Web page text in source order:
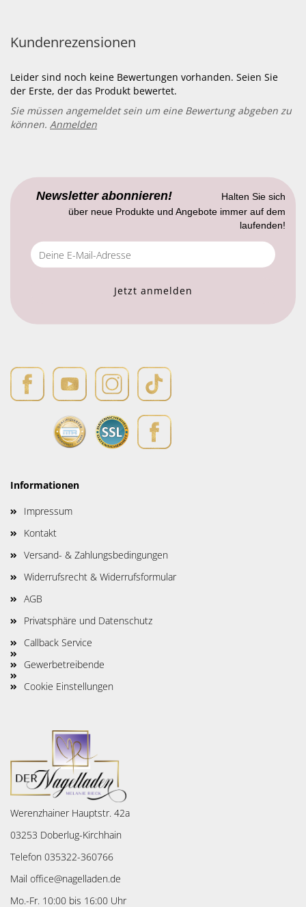
Kundenrezensionen
Leider sind noch keine Bewertungen vorhanden. Seien Sie
der Erste, der das Produkt bewertet.
Sie müssen angemeldet sein um eine Bewertung abgeben zu
können. Anmelden
Newsletter abonnieren!
Halten Sie sich
über neue Produkte und Angebote immer auf dem
laufenden!
Informationen
Impressum
Kontakt
Versand- & Zahlungsbedingungen
Widerrufsrecht & Widerrufsformular
AGB
Privatsphäre und Datenschutz
Callback Service
Gewerbetreibende
Cookie Einstellungen
Werenzhainer Hauptstr. 42a
03253 Doberlug-Kirchhain
Telefon 035322-360766
Mail office@nagelladen.de
Mo.-Fr. 10:00 bis 16:00 Uhr